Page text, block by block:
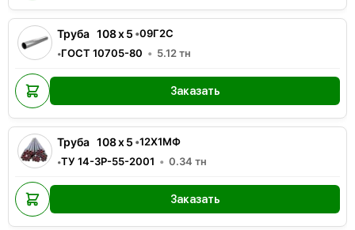
Труба 108x5 •09Г2С
•ГОСТ 10705-80 5.12 тн
Заказать
Труба 108x5 •12Х1МФ
•ТУ 14-3Р-55-2001 0.34 тн
Заказать